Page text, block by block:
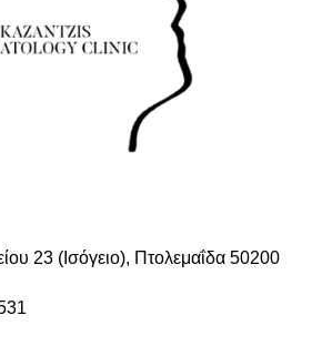
23 (Ισόγειο), Πτολεμαΐδα 50200